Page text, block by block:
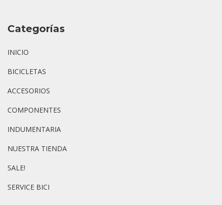
Categorías
INICIO
BICICLETAS
ACCESORIOS
COMPONENTES
INDUMENTARIA
NUESTRA TIENDA
SALE!
SERVICE BICI